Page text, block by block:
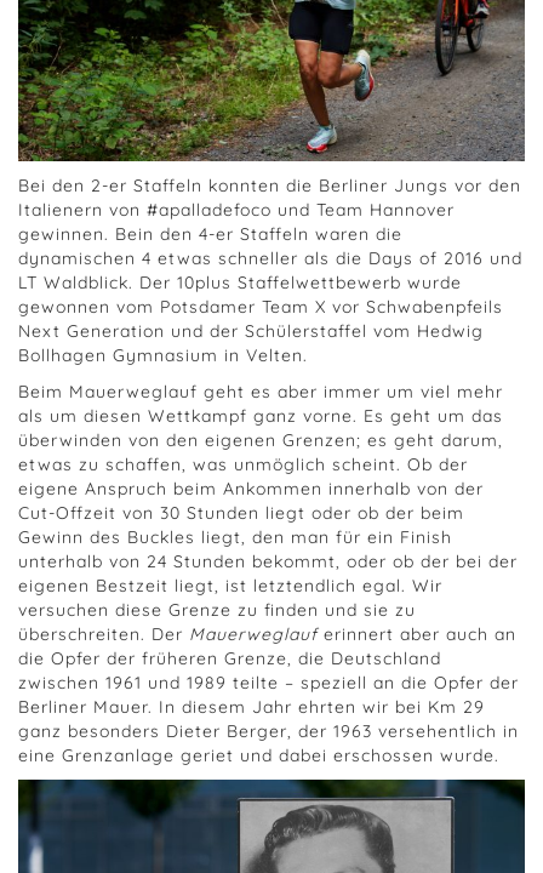
Bei den 2-er Staffeln konnten die Berliner Jungs vor den
Italienern von #apalladefoco und Team Hannover
gewinnen. Bein den 4-er Staffeln waren die
dynamischen 4 etwas schneller als die Days of 2016 und
LT Waldblick. Der 10plus Staffelwettbewerb wurde
gewonnen vom Potsdamer Team X vor Schwabenpfeils
Next Generation und der Schülerstaffel vom Hedwig
Bollhagen Gymnasium in Velten.
Beim Mauerweglauf geht es aber immer um viel mehr
als um diesen Wettkampf ganz vorne. Es geht um das
überwinden von den eigenen Grenzen; es geht darum,
etwas zu schaffen, was unmöglich scheint. Ob der
eigene Anspruch beim Ankommen innerhalb von der
Cut-Offzeit von 30 Stunden liegt oder ob der beim
Gewinn des Buckles liegt, den man für ein Finish
unterhalb von 24 Stunden bekommt, oder ob der bei der
eigenen Bestzeit liegt, ist letztendlich egal. Wir
versuchen diese Grenze zu finden und sie zu
überschreiten. Der Mauerweglauferinnert aber auch an
die Opfer der früheren Grenze, die Deutschland
zwischen 1961 und 1989 teilte – speziell an die Opfer der
Berliner Mauer. In diesem Jahr ehrten wir bei Km 29
ganz besonders Dieter Berger, der 1963 versehentlich in
eine Grenzanlage geriet und dabei erschossen wurde.